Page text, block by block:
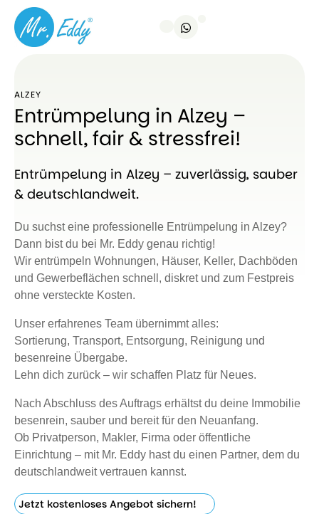
ALZEY
Entrümpelung in Alzey –
schnell, fair & stressfrei!
Entrümpelung in Alzey – zuverlässig, sauber
& deutschlandweit.
Du suchst eine professionelle Entrümpelung in Alzey?
Dann bist du bei Mr. Eddy genau richtig!
Wir entrümpeln Wohnungen, Häuser, Keller, Dachböden
und Gewerbeflächen schnell, diskret und zum Festpreis
ohne versteckte Kosten.
Unser erfahrenes Team übernimmt alles:
Sortierung, Transport, Entsorgung, Reinigung und
besenreine Übergabe.
Lehn dich zurück – wir schaffen Platz für Neues.
Nach Abschluss des Auftrags erhältst du deine Immobilie
besenrein, sauber und bereit für den Neuanfang.
Ob Privatperson, Makler, Firma oder öffentliche
Einrichtung – mit Mr. Eddy hast du einen Partner, dem du
deutschlandweit vertrauen kannst.
Jetzt kostenloses Angebot sichern!